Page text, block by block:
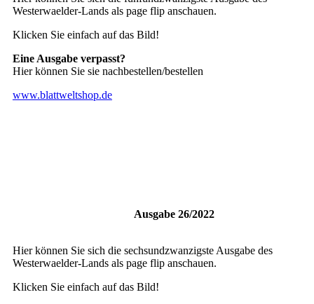
Westerwaelder-Lands als page flip anschauen.
Klicken Sie einfach auf das Bild!
Eine Ausgabe verpasst?
Hier können Sie sie nachbestellen/bestellen
www.blattweltshop.de
Ausgabe 26/2022
Hier können Sie sich die sechsundzwanzigste Ausgabe des
Westerwaelder-Lands als page flip anschauen.
Klicken Sie einfach auf das Bild!